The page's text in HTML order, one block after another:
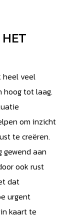
HET
heel veel
hoog tot laag.
om inzicht
te creëren.
gewend aan
ook rust
dat
urgent
kaart te